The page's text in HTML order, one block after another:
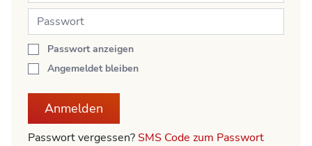
Passwort anzeigen
Angemeldet bleiben
Anmelden
Passwort vergessen? SMS Code zum Passwort